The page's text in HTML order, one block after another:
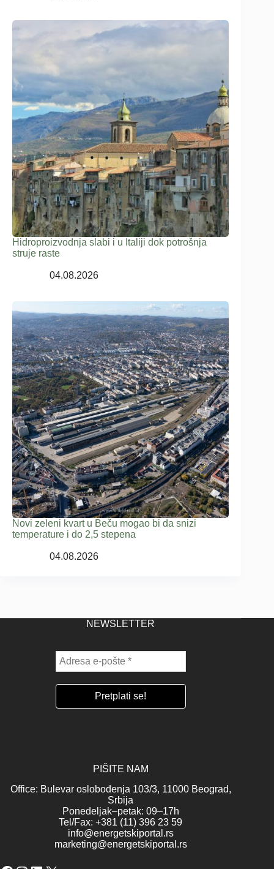
Hidroproizvodnja slabi i u Italiji dok potrošnja
struje raste
04.08.2026
Novi zeleni kvart u Beču mogao bi da snizi
temperature i do 2,5 stepena
04.08.2026
NEWSLETTER
PIŠITE NAM
Office: Bulevar oslobođenja 103/3, 11000 Beograd,
Srbija
Ponedeljak–petak: 09–17h
Tel/Fax: +381 (11) 396 23 59
info@energetskiportal.rs
marketing@energetskiportal.rs